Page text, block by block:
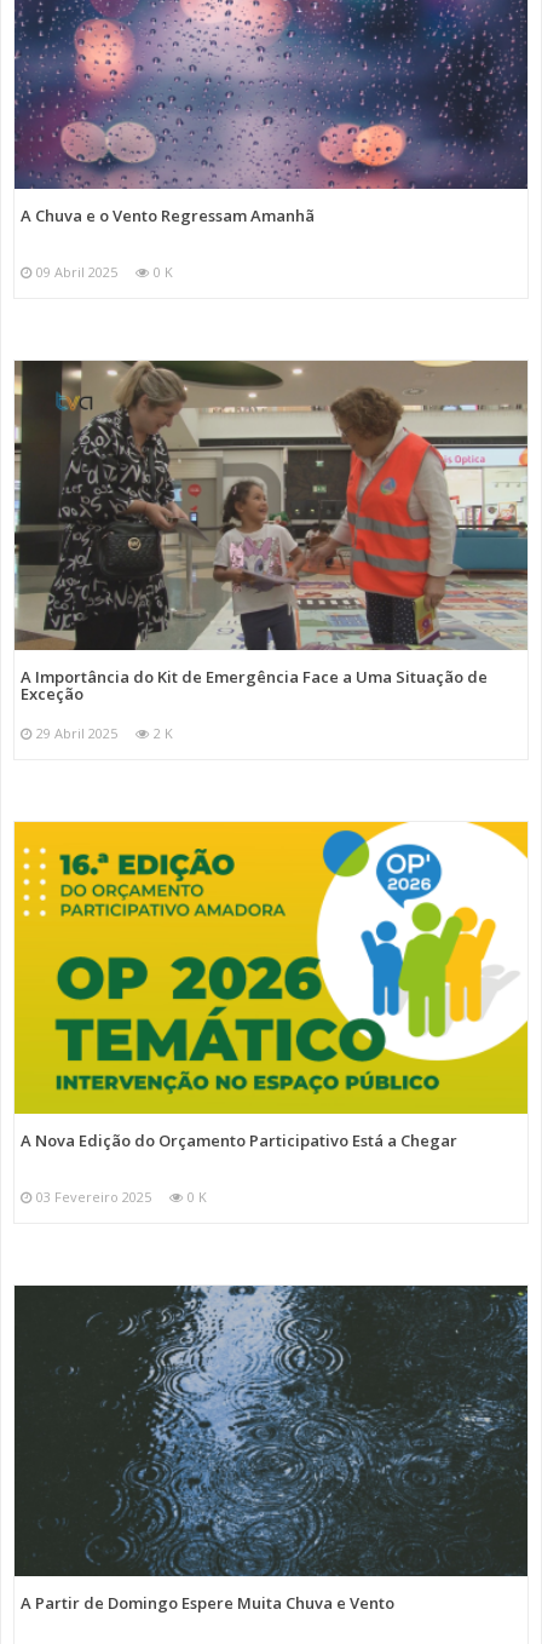
A Chuva e o Vento Regressam Amanhã
09 Abril 2025 0 K
A Importância do Kit de Emergência Face a Uma Situação de
Exceção
29 Abril 2025 2 K
A Nova Edição do Orçamento Participativo Está a Chegar
03 Fevereiro 2025 0 K
A Partir de Domingo Espere Muita Chuva e Vento